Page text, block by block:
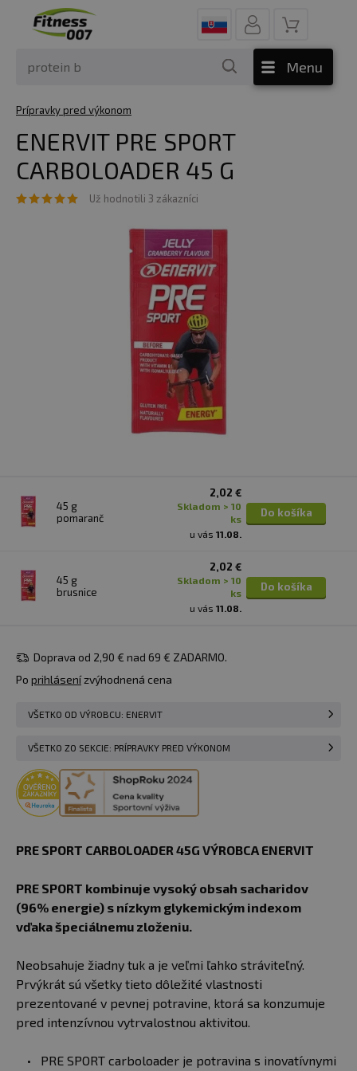
Menu
Prípravky pred výkonom
ENERVIT PRE SPORT
CARBOLOADER 45 G
Už hodnotili 3 zákazníci
45 g
pomaranč
2,02 €
skladom > 10
ks
u vás 11.08.
Do košíka
45 g
brusnice
2,02 €
skladom > 10
ks
u vás 11.08.
Do košíka
Doprava od 2,90 € nad 69 € ZADARMO.
Po prihlásenízvýhodnená cena
VŠETKO OD VÝROBCU: ENERVIT
VŠETKO ZO SEKCIE: PRÍPRAVKY PRED VÝKONOM
PRE SPORT CARBOLOADER 45G VÝROBCA ENERVIT
PRE SPORT kombinuje vysoký obsah sacharidov
(96% energie) s nízkym glykemickým indexom
vďaka špeciálnemu zloženiu.
Neobsahuje žiadny tuk a je veľmi ľahko stráviteľný.
Prvýkrát sú všetky tieto dôležité vlastnosti
prezentované v pevnej potravine, ktorá sa konzumuje
pred intenzívnou vytrvalostnou aktivitou.
PRE SPORT carboloader je potravina s inovatívnymi